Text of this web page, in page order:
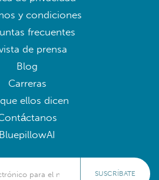
y condiciones
frecuentes
de prensa
Blog
Carreras
ellos dicen
BluepillowAI
SUSCRÍBATE